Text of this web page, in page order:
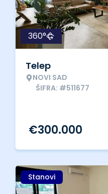
360°
Telep
NOVI SAD
ŠIFRA: #511677
€300.000
Stanovi